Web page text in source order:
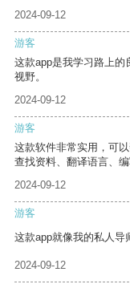
2024-09-12
游客
这款app是我学习路上的
视野。
2024-09-12
游客
这款软件非常实用，可
查找资料、翻译语言、编
2024-09-12
游客
这款app就像我的私人导
2024-09-12